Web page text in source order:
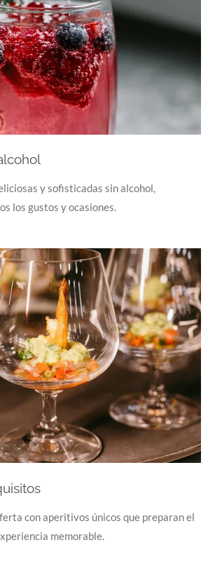
y sofisticadas sin alcohol,
los gustos y ocasiones.
con aperitivos únicos que preparan el
memorable.